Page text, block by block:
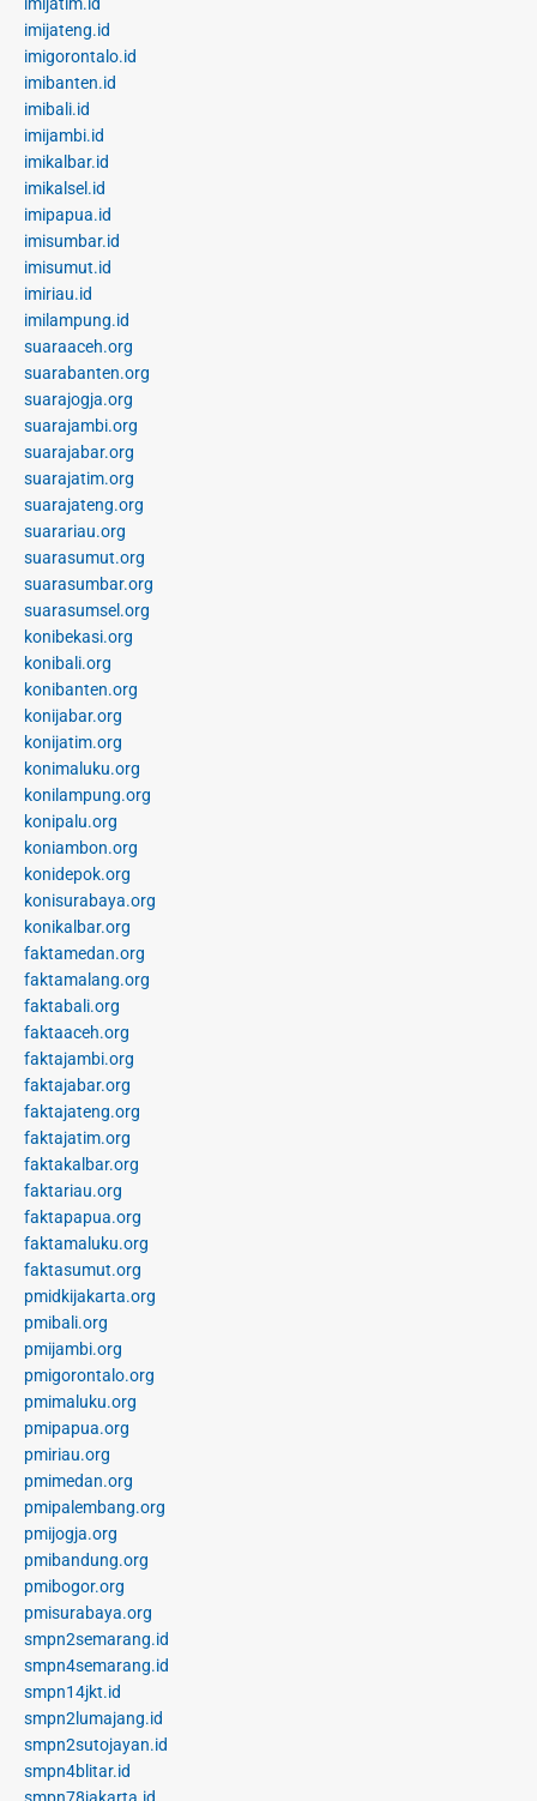
imijateng.id
imigorontalo.id
imibanten.id
imibali.id
imijambi.id
imikalbar.id
imikalsel.id
imipapua.id
imisumbar.id
imisumut.id
imiriau.id
imilampung.id
suaraaceh.org
suarabanten.org
suarajogja.org
suarajambi.org
suarajabar.org
suarajatim.org
suarajateng.org
suarariau.org
suarasumut.org
suarasumbar.org
suarasumsel.org
konibekasi.org
konibali.org
konibanten.org
konijabar.org
konijatim.org
konimaluku.org
konilampung.org
konipalu.org
koniambon.org
konidepok.org
konisurabaya.org
konikalbar.org
faktamedan.org
faktamalang.org
faktabali.org
faktaaceh.org
faktajambi.org
faktajabar.org
faktajateng.org
faktajatim.org
faktakalbar.org
faktariau.org
faktapapua.org
faktamaluku.org
faktasumut.org
pmidkijakarta.org
pmibali.org
pmijambi.org
pmigorontalo.org
pmimaluku.org
pmipapua.org
pmiriau.org
pmimedan.org
pmipalembang.org
pmijogja.org
pmibandung.org
pmibogor.org
pmisurabaya.org
smpn2semarang.id
smpn4semarang.id
smpn14jkt.id
smpn2lumajang.id
smpn2sutojayan.id
smpn4blitar.id
smpn78jakarta.id